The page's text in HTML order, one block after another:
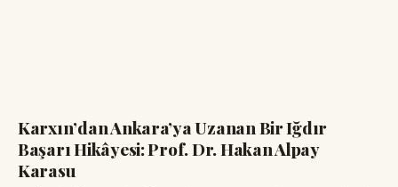
Karxın’dan Ankara’ya Uzanan Bir Iğdır
Başarı Hikâyesi: Prof. Dr. Hakan Alpay
Karasu